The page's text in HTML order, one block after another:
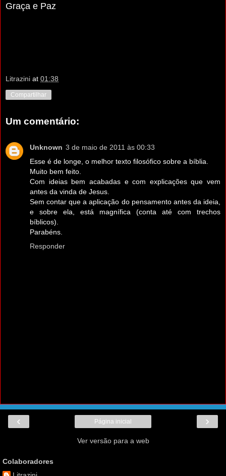
Graça e Paz
Litrazini at 01:38
Compartilhar
Um comentário:
Unknown 3 de maio de 2011 às 00:33
Esse é de longe, o melhor texto filosófico sobre a bíblia.
Muito bem feito.
Com ideias bem acabadas e com explicações que vem
antes da vinda de Jesus.
Sem contar que a aplicação do pensamento antes da ideia,
e sobre ela, está magnífica (conta até com trechos
bíblicos).
Parabéns.
Responder
‹ ›
Página inicial
Ver versão para a web
Colaboradores